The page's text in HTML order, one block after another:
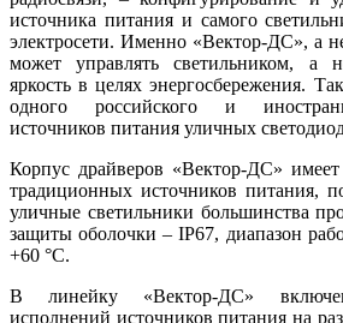
источника питания и самого
электросети. Именно «Вектор-ДС», а
может управлять светильником, а
яркость в целях энергосбережения.
одного российского и
источников питания уличных
Корпус драйверов «Вектор-ДС»
традиционных источников питания,
уличные светильники большинства
защиты оболочки – IP67, диапазон
+60 °C.
В линейку «Вектор-ДС»
исполнений источников питания на